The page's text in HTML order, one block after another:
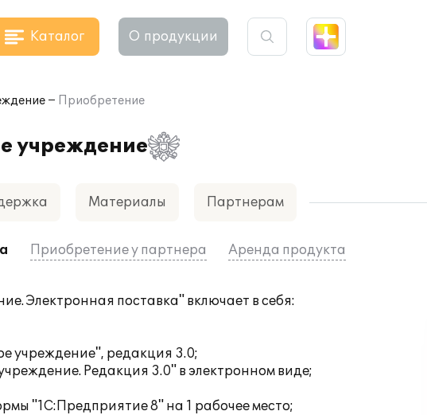
Каталог О продукции
Приобретение
учреждение
Материалы Партнерам
Приобретение у партнера Аренда продукта
Электронная поставка" включает в себя:
учреждение", редакция 3.0;
Редакция 3.0" в электронном виде;
"1С:Предприятие 8" на 1 рабочее место;